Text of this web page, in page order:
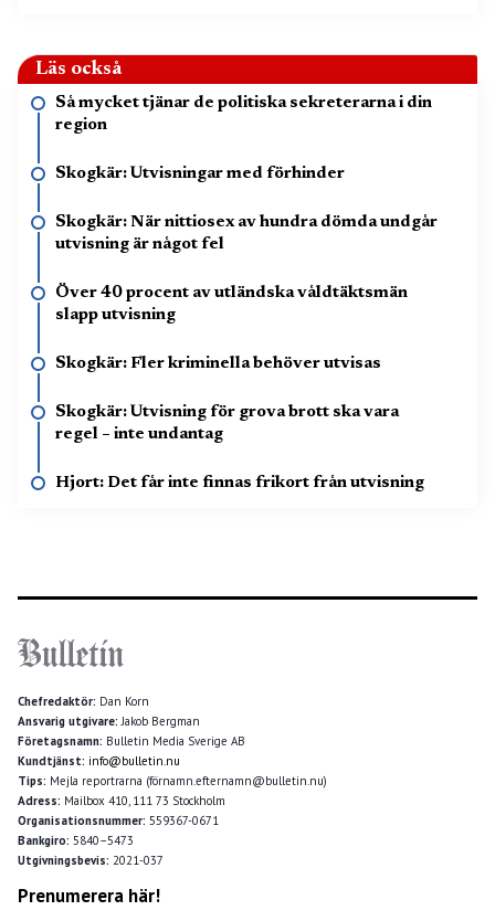
Läs också
Så mycket tjänar de politiska sekreterarna i din
region
Skogkär: Utvisningar med förhinder
Skogkär: När nittiosex av hundra dömda undgår
utvisning är något fel
Över 40 procent av utländska våldtäktsmän
slapp utvisning
Skogkär: Fler kriminella behöver utvisas
Skogkär: Utvisning för grova brott ska vara
regel – inte undantag
Hjort: Det får inte finnas frikort från utvisning
Chefredaktör: Dan Korn
Ansvarig utgivare:Jakob Bergman
Företagsnamn: Bulletin Media Sverige AB
Kundtjänst: info@bulletin.nu
Tips: Mejla reportrarna (förnamn.efternamn@bulletin.nu)
Adress: Mailbox 410, 111 73 Stockholm
Organisationsnummer: 559367-0671
Bankgiro: 5840–5473
Utgivningsbevis: 2021-037
Prenumerera här!